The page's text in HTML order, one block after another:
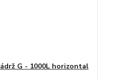
G - 1000L horizontal